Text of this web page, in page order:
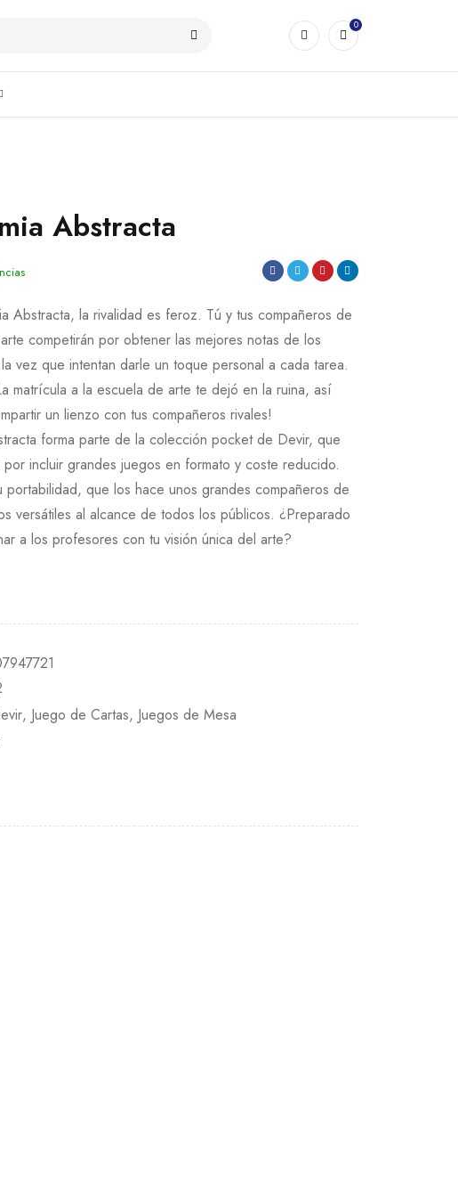
0
Abstracta
Abstracta, la rivalidad es feroz. Tú y tus compañeros de
competirán por obtener las mejores notas de los
vez que intentan darle un toque personal a cada tarea.
matrícula a la escuela de arte te dejó en la ruina, así
un lienzo con tus compañeros rivales!
forma parte de la colección pocket de Devir, que
incluir grandes juegos en formato y coste reducido.
portabilidad, que los hace unos grandes compañeros de
versátiles al alcance de todos los públicos. ¿Preparado
a los profesores con tu visión única del arte?
, Juego de Cartas, Juegos de Mesa